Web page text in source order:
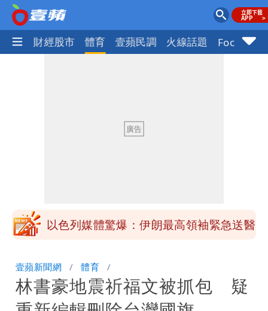
國際 財經股市 體育 壹蘋民調 火線話題 Focus+
白海豚走後 西南季風全面接管！未來一
調轉為感動「這是他愛我的方式」
以色列媒體驚爆：伊朗最高領袖緊急送醫
大潮 恐海水倒灌
澎湖13兒女擠住10坪屋 媽帶補助款離
壹蘋新聞網 體育
林書豪地震祈福文被抓包 疑